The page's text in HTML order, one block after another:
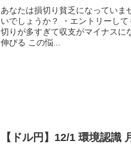
あなたは損切り貧乏になっていま
いでしょうか？ ・エントリーし
切りが多すぎて収支がマイナスに
伸びる この悩...
【ドル円】12/1 環境認識